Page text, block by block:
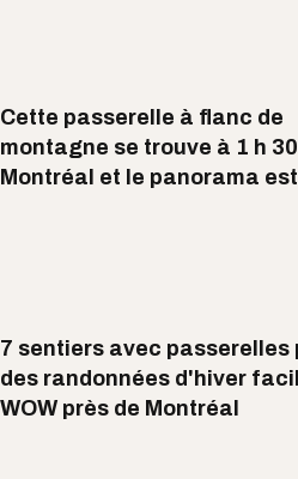
Cette passerelle à flanc de
montagne se trouve à 1 h
Montréal et le panorama est
7 sentiers avec passerelles
des randonnées d'hiver
WOW près de Montréal